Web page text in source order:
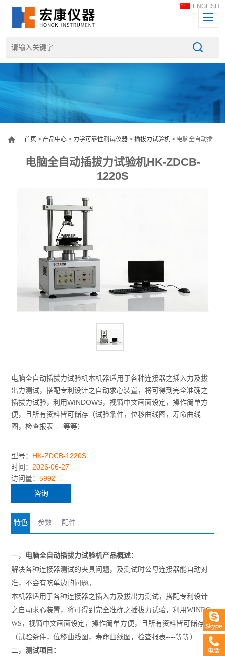
ENGLISH
首页 >产品中心 > 力学可靠性测试仪器 >插拔力试验机 > 电脑全自动插拔力试验机HK-ZDCB-1220S
电脑全自动插拔力试验机HK-ZDCB-
1220S
电脑全自动插拔力试验机本机器适用于各种连接器之插入力及拔
出力测试，搭配专利设计之自动求心装置，将可得到完全准确之
插拔力试验，利用WINDOWS，视窗中文画面设定，操作简单方
便，且所有资料皆可储存（试验条件，位移曲线图，寿命曲线
图，检查报表----等等）
型号： HK-ZDCB-1220S
时间： 2026-06-27
访问量：5992
咨询
特色 参数 配件
一， 电脑全自动插拔力试验机产品概述：
解决各种连接器测试的夹具问题，及测试时公母连接器能自动对
准，不会有吃单边的问题。
本机器适用于各种连接器之插入力及拔出力测试，搭配专利设计
之自动求心装置，将可得到完全准确之插拔力试验，利用WINDO
WS ，视窗中文画面设定，操作简单方便，且所有资料皆可储存
（试验条件，位移曲线图，寿命曲线图，检查报表----等等）
二，测试项目：